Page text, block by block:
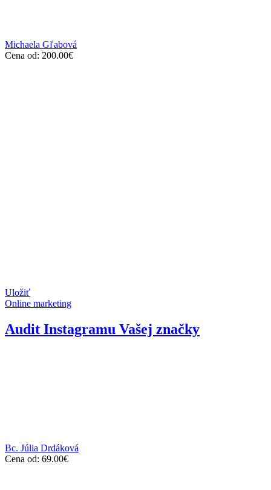
Michaela Gľabová
Cena od: 200.00€
Uložiť
Online marketing
Audit Instagramu Vašej značky
Bc. Júlia Drdáková
Cena od: 69.00€